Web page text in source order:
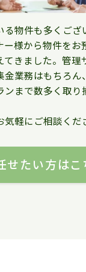
物件も多くござ
ー様から物件をお
てきました。管理
金業務はもちろん
ンまで数多く取り
軽にご相談くだ
せたい方はこ